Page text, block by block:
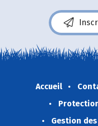
Accueil
Gestion